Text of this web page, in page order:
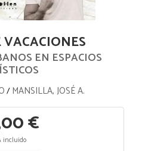
EN ESPACIOS
/MANSILLA, JOSÉ A.
€
incluido